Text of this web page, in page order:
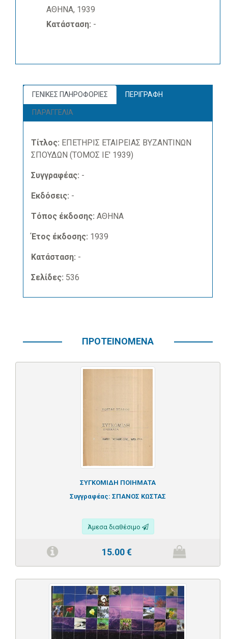
ΑΘΗΝΑ, 1939
Κατάσταση: -
ΓΕΝΙΚΕΣ ΠΛΗΡΟΦΟΡΙΕΣ ΠΕΡΙΓΡΑΦΗ
ΠΑΡΑΓΓΕΛΙΑ
Τίτλος: ΕΠΕΤΗΡΙΣ ΕΤΑΙΡΕΙΑΣ ΒΥΖΑΝΤΙΝΩΝ
ΣΠΟΥΔΩΝ (ΤΟΜΟΣ ΙΕ' 1939)
Συγγραφέας: -
Εκδόσεις: -
Τόπος έκδοσης: ΑΘΗΝΑ
Έτος έκδοσης: 1939
Κατάσταση: -
Σελίδες: 536
ΠΡΟΤΕΙΝΟΜΕΝΑ
ΣΥΓΚΟΜΙΔΗ ΠΟΙΗΜΑΤΑ
Συγγραφέας: ΣΠΑΝΟΣ ΚΩΣΤΑΣ
Άμεσα διαθέσιμο
15.00€